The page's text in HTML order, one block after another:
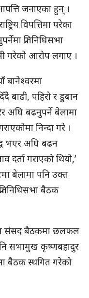
जनाएका हुन् ।
विपत्तिमा परेका
प्रतिनिधिसभा
गरेको आरोप लगाए ।
बानेश्वरमा
बाढी, पहिरो र डुबान
अघि बढनुपर्ने बेलामा
निन्दा गरे ।
भएर अघि बढन
दर्ता गराएको थियो,’
बेलामा पनि उक्त
बैठक
संसद बैठकमा छलफल
सभामुख कृष्णबहादुर
बैठक स्थगित गरेको